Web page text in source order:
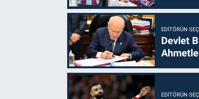
EDITÖRÜN
Devlet
EDITÖRÜN